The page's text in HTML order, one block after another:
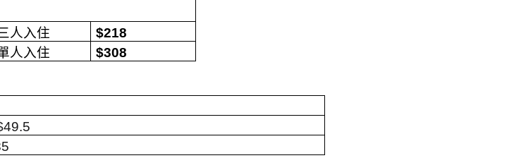
人入住 $218
人入住 $308